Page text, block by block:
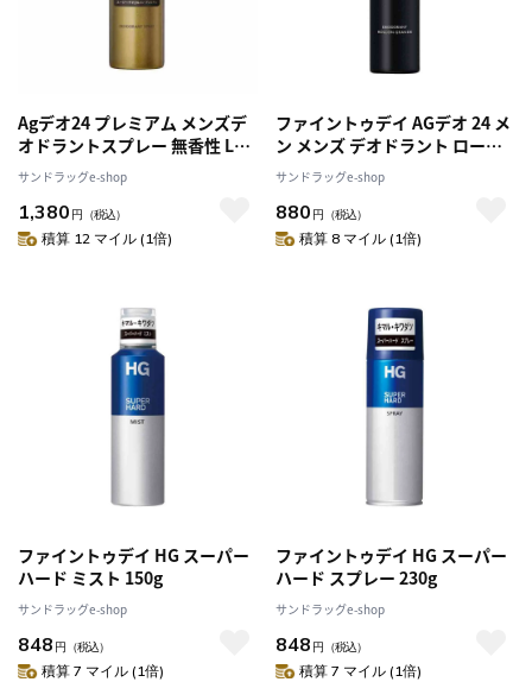
Agデオ24 プレミアム メンズデ
オドラントスプレー 無香性 LL
180g
サンドラッグe-shop
1,380 円 （税込）
積算 12 マイル (1倍)
ファイントゥデイ AGデオ 24 メ
ン メンズ デオドラント ロール
オン 無香 120ml
サンドラッグe-shop
880 円 （税込）
積算 8 マイル (1倍)
ファイントゥデイ HG スーパー
ハード ミスト 150g
サンドラッグe-shop
848 円 （税込）
積算 7 マイル (1倍)
ファイントゥデイ HG スーパー
ハード スプレー 230g
サンドラッグe-shop
848 円 （税込）
積算 7 マイル (1倍)